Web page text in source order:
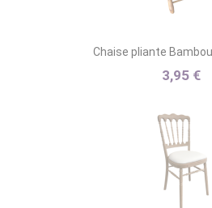
Chaise pliante Bambou
3,95 €